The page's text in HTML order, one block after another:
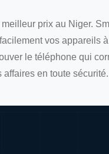
prix au Niger.
vos appareils
le téléphone qui
en toute sécurité.